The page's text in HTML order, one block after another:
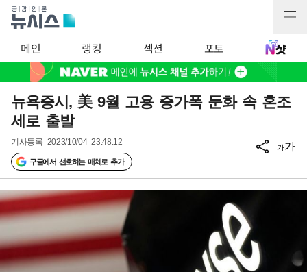
메인 랭킹 섹션 포토
뉴욕증시, 美 9월 고용 증가폭 둔화 속 혼조
세로 출발
기사등록 2023/10/04 23:48:12
구글에서 선호하는 매체로 추가
가가